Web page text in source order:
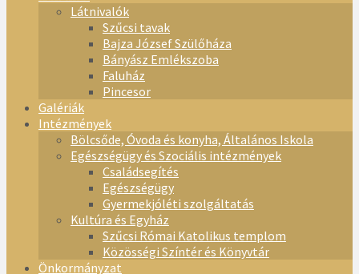
Látnivalók
Szűcsi tavak
Bajza József Szülőháza
Bányász Emlékszoba
Faluház
Pincesor
Galériák
Intézmények
Bölcsőde, Óvoda és konyha, Általános Iskola
Egészségügy és Szociális intézmények
Családsegítés
Egészségügy
Gyermekjóléti szolgáltatás
Kultúra és Egyház
Szűcsi Római Katolikus templom
Közösségi Színtér és Könyvtár
Önkormányzat